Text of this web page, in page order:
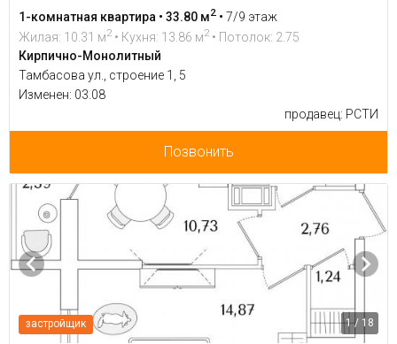
1-комнатная квартира • 33.80 м2 • 7/9 этаж
Жилая: 10.31 м2 • Кухня: 13.86 м2 • Потолок: 2.75
Кирпично-Монолитный
Тамбасова ул., строение 1, 5
Изменен: 03.08
продавец: РСТИ
Позвонить
застройщик 1 / 18